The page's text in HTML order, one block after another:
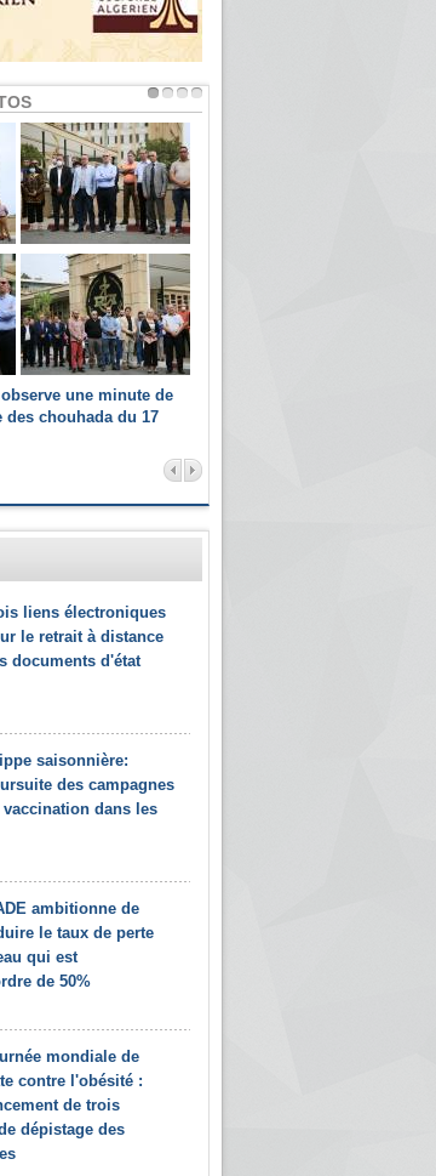
une minute de
chouhada du 17
liens électroniques
le retrait à distance
documents d'état
saisonnière:
des campagnes
vaccination dans les
ambitionne de
le taux de perte
qui est
de 50%
mondiale de
contre l'obésité :
de trois
dépistage des